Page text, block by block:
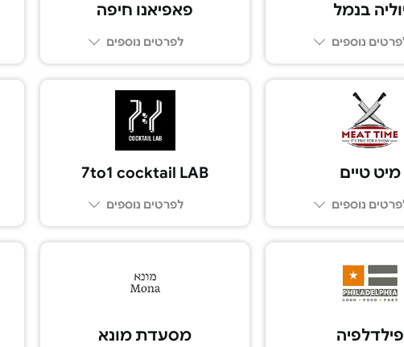
בנמל
נוספים
פאפיאנו חיפה
לפרטים נוספים
מיט טיים
נוספים
7to1 cocktail LAB
לפרטים נוספים
פילדלפיה מסעדת מונא